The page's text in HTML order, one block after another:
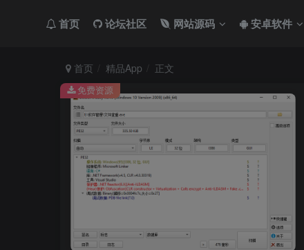
首页 论坛社区 网站源码 安卓软件
首页 精品App 正文
免费资源